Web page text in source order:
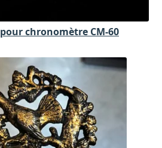
chronomètre CM-60